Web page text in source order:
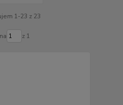
1-23 z 23
z 1